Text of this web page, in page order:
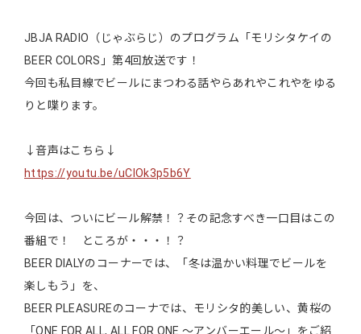
JBJA RADIO（じゃぶらじ）のプログラム「モリシタケイの
BEER COLORS」第4回放送です！
今回も私目線でビールにまつわる話やらあれやこれやをゆる
りと喋ります。
↓音声はこちら↓
https://youtu.be/uClOk3p5b6Y
今回は、ついにビール解禁！？その記念すべき一口目はこの
番組で！ ところが・・・！？
BEER DIALYのコーナーでは、「冬は温かい料理でビールを
楽しもう」を、
BEER PLEASUREのコーナでは、モリシタ的美しい、黄桜の
「ONE FOR ALL, ALL FOR ONE ～アンバーエール～」をご紹